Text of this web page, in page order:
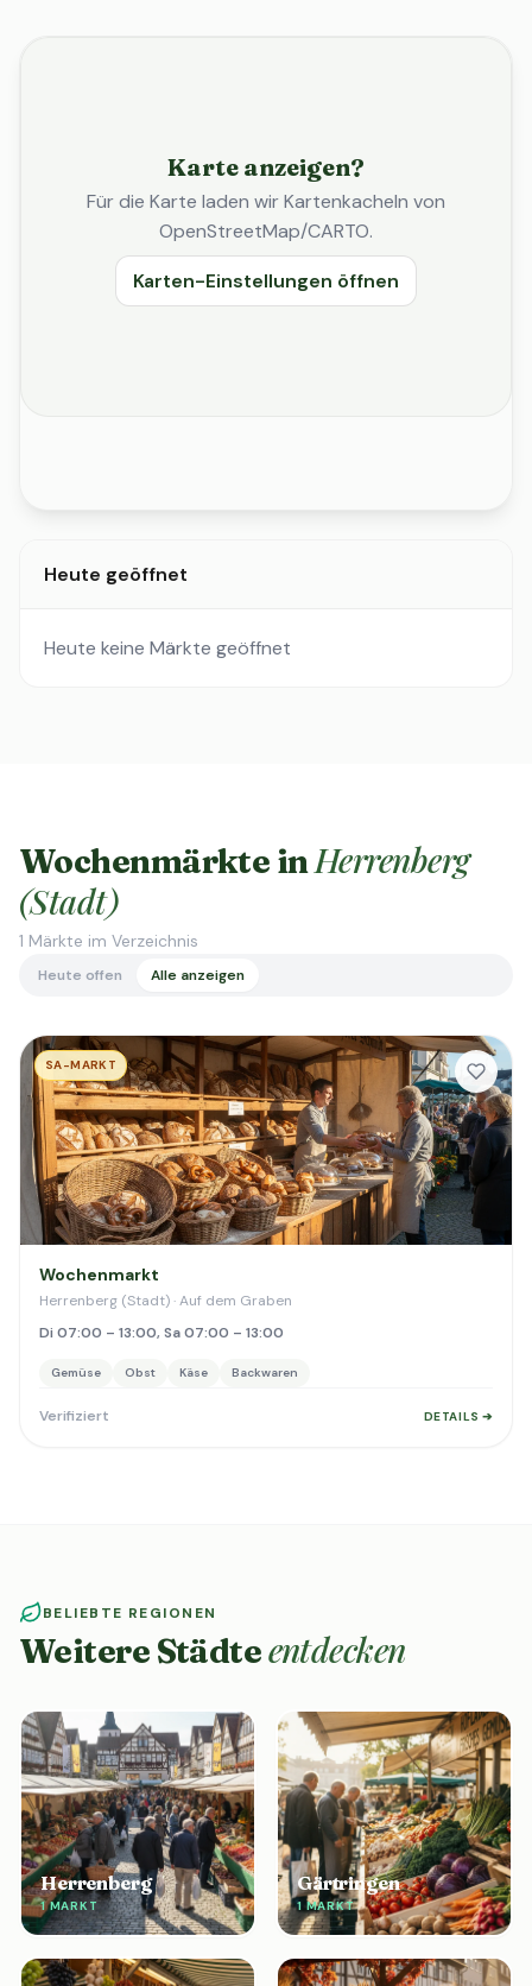
Karte anzeigen?
Für die Karte laden wir Kartenkacheln von
OpenStreetMap/CARTO.
Karten-Einstellungen öffnen
Heute geöffnet
Heute keine Märkte geöffnet
Wochenmärkte inHerrenberg
(Stadt)
1 Märkte im Verzeichnis
Heute offen Alle anzeigen
SA-MARKT
Wochenmarkt
Herrenberg (Stadt) · Auf dem Graben
Di 07:00 – 13:00, Sa 07:00 – 13:00
Gemüse Obst Käse Backwaren
Verifiziert DETAILS ➔
BELIEBTE REGIONEN
Weitere Städteentdecken
Herrenberg
1 MARKT
Gärtringen
1 MARKT